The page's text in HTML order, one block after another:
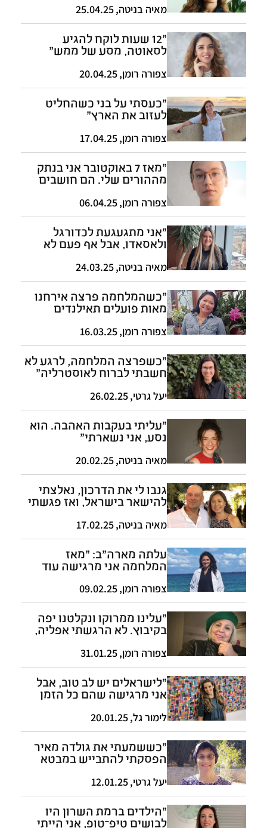
מאיה בניטה,
25.04.25
"12 שעות לוקח להגיע
לסאוטה, מסע של ממש"
צפורה רומן,
20.04.25
"כעסתי על בני כשהחליט
לעזוב את הארץ"
צפורה רומן,
17.04.25
"מאז 7 באוקטובר אני בנתק
מההורים שלי. הם חושבים
צפורה רומן,
06.04.25
"אני מתגעגעת לכדורגל
ולאסאדו, אבל אף פעם לא
מאיה בניטה,
24.03.25
"כשהמלחמה פרצה אירחנו
מאות פועלים תאילנדים
צפורה רומן,
16.03.25
"כשפרצה המלחמה, לרגע לא
חשבתי לברוח לאוסטרליה"
יעל גרטי,
26.02.25
"עליתי בעקבות האהבה. הוא
נסע, אני נשארתי"
מאיה בניטה,
20.02.25
גנבו לי את הדרכון, נאלצתי
להישאר בישראל, ואז פגשתי
מאיה בניטה,
17.02.25
עלתה מארה"ב: "מאז
המלחמה אני מרגישה עוד
צפורה רומן,
09.02.25
"עלינו ממרוקו ונקלטנו יפה
בקיבוץ. לא הרגשתי אפליה,
צפורה רומן,
31.01.25
"לישראלים יש לב טוב, אבל
אני מרגישה שהם כל הזמן
לימור גל,
20.01.25
"כששמעתי את גולדה מאיר
הפסקתי להתבייש במבטא
יעל גרטי,
12.01.25
"הילדים ברמת השרון היו
לבושים טיפ־טופ, אני הייתי